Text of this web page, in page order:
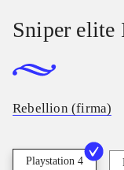
Sniper elite
Rebellion (firma)
Playstation 4